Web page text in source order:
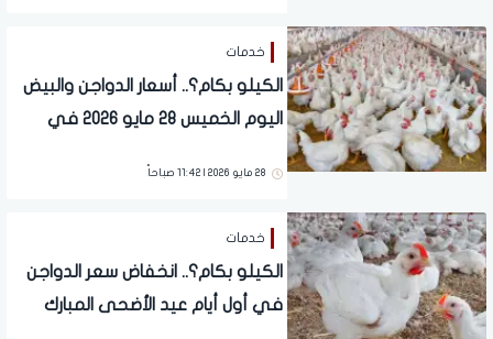
خدمات
الكيلو بكام؟.. أسعار الدواجن والبيض
اليوم الخميس 28 مايو 2026 في
28 مايو 2026 | 11:42 صباحاً
خدمات
الكيلو بكام؟.. انخفاض سعر الدواجن
في أول أيام عيد الأضحى المبارك